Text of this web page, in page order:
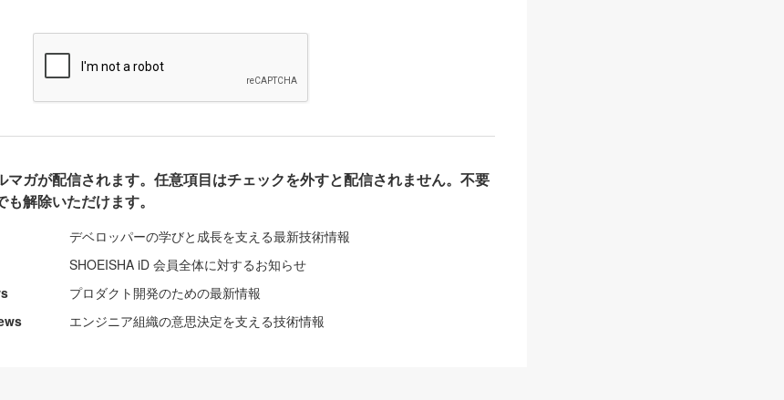
マガが配信されます。任意項目はチェックを外すと配信されません。不要
解除いただけます。
デベロッパーの学びと成長を支える最新技術情報
SHOEISHA iD 会員全体に対するお知らせ
プロダクト開発のための最新情報
エンジニア組織の意思決定を支える技術情報